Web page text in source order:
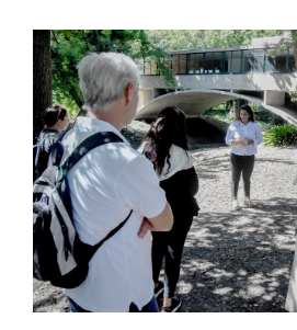
Arte
y
Espectáculos
Policiales
Cartelera
Fotos
de
Familia
Clasificados